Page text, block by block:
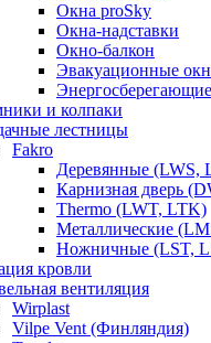
Окна proSky
Окна-надставки
Окно-балкон
Эвакуационные
и колпаки
лестницы
Fakro
Деревянные (LWS,
Карнизная дверь
Thermo (LWT, LTK)
Металлические
Ножничные (LST,
кровли
вентиляция
Wirplast
Vilpe Vent (Финляндия)